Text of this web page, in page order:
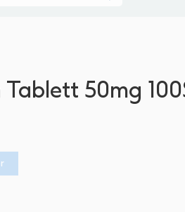
50mg